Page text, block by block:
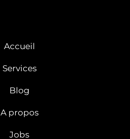
Accueil
Services
Blog
A propos
Jobs